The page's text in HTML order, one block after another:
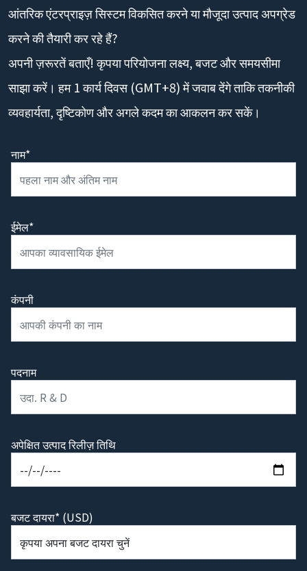
आंतरिक एंटरप्राइज़ सिस्टम विकसित करने या मौजूदा उत्पाद अपग्रेड
करने की तैयारी कर रहे हैं?
अपनी ज़रूरतें बताएँ! कृपया परियोजना लक्ष्य, बजट और समयसीमा
साझा करें। हम 1 कार्य दिवस (GMT+8) में जवाब देंगे ताकि तकनीकी
व्यवहार्यता, दृष्टिकोण और अगले कदम का आकलन कर सकें।
नाम*
ईमेल*
कंपनी
पदनाम
अपेक्षित उत्पाद रिलीज़ तिथि
बजट दायरा* (USD)